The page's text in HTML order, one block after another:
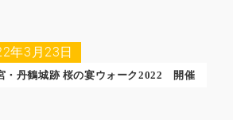
年3月23日
・丹鶴城跡 桜の宴ウォーク2022 開催